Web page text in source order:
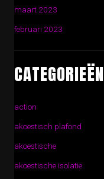
maart 2023
februari 2023
CATEGORIEËN
action
akoestisch plafond
akoestische
akoestische isolatie